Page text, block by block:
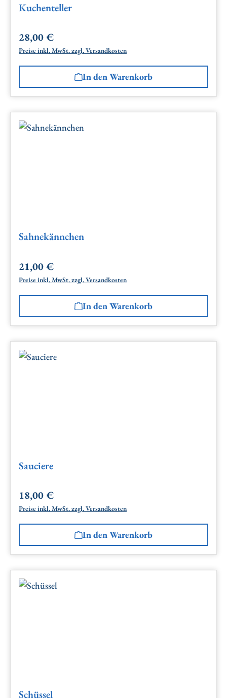
Kuchenteller
Regulärer Preis:
28,00 €
Preise inkl. MwSt. zzgl. Versandkosten
In den Warenkorb
Sahnekännchen
Regulärer Preis:
21,00 €
Preise inkl. MwSt. zzgl. Versandkosten
In den Warenkorb
Sauciere
Regulärer Preis:
18,00 €
Preise inkl. MwSt. zzgl. Versandkosten
In den Warenkorb
Schüssel